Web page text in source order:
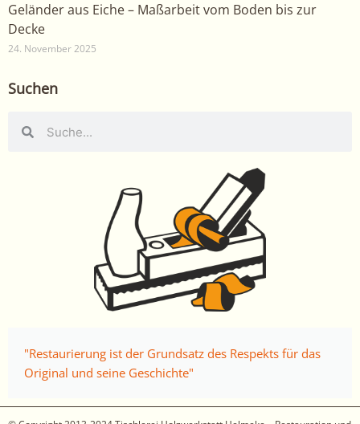
Geländer aus Eiche – Maßarbeit vom Boden bis zur
Decke
24. November 2025
Suchen
"Restaurierung ist der Grundsatz des Respekts für das
Original und seine Geschichte"